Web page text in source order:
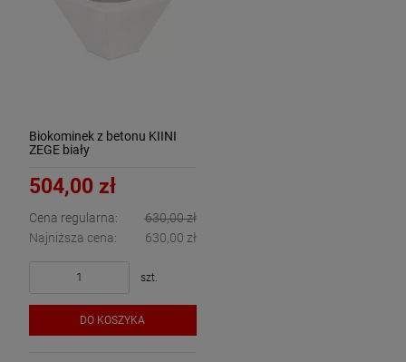
Biokominek z betonu KIINI
ZEGE biały
504,00 zł
Cena regularna:
630,00 zł
Najniższa cena:
630,00 zł
szt.
DO KOSZYKA